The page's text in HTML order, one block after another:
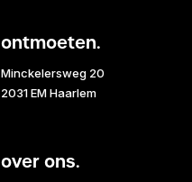
ontmoeten.
Minckelersweg 20
2031 EM Haarlem
over ons.